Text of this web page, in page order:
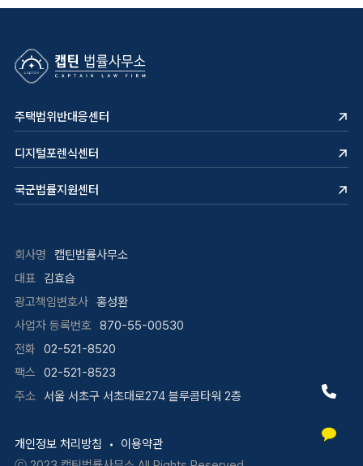
주택법위반대응센터
디지털포렌식센터
국군법률지원센터
회사명
캡틴법률사무소
대표
김효습
광고책임변호사 홍성환
사업자 등록번호 870-55-00530
전화
02-521-8520
팩스
02-521-8523
주소 서울 서초구 서초대로274 블루콤타워 2층
개인정보 처리방침
이용약관